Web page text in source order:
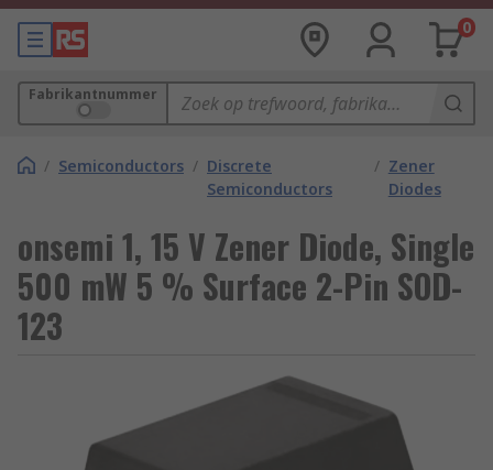
0
Fabrikantnummer
/ Semiconductors / Discrete
Semiconductors
/ Zener
Diodes
onsemi 1, 15 V Zener Diode, Single
500 mW 5 % Surface 2-Pin SOD-
123